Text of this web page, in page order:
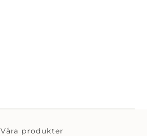
Våra produkter